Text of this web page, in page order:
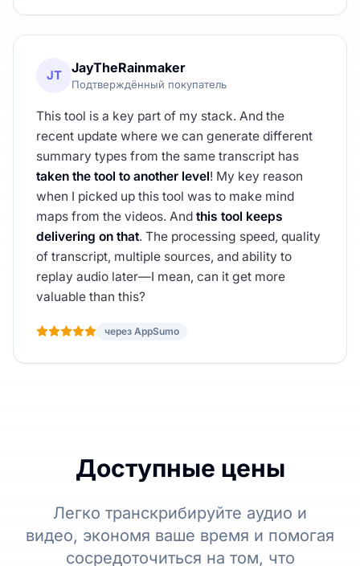
JT JayTheRainmaker
Подтверждённый покупатель
This tool is a key part of my stack. And the
recent update where we can generate different
summary types from the same transcript has
taken the tool to another level! My key reason
when I picked up this tool was to make mind
maps from the videos. And this tool keeps
delivering on that. The processing speed, quality
of transcript, multiple sources, and ability to
replay audio later—I mean, can it get more
valuable than this?
через AppSumo
Доступные цены
Легко транскрибируйте аудио и
видео, экономя ваше время и помогая
сосредоточиться на том, что